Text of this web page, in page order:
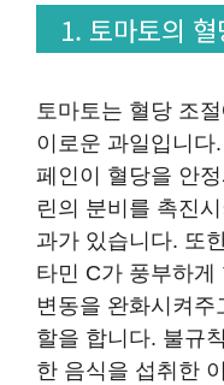
1. 토마토의
토마토는 혈당 조
이로운 과일입니다
페인이 혈당을 안
린의 분비를 촉진
과가 있습니다. 또
타민 C가 풍부하
변동을 완화시켜
할을 합니다. 불규
한 음식을 섭취한